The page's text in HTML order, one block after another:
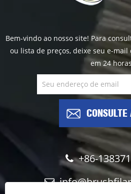
Bem-vindo ao nosso site! Para
ou lista de preços, deixe seu e-
em 24
CONSULTE
+86-